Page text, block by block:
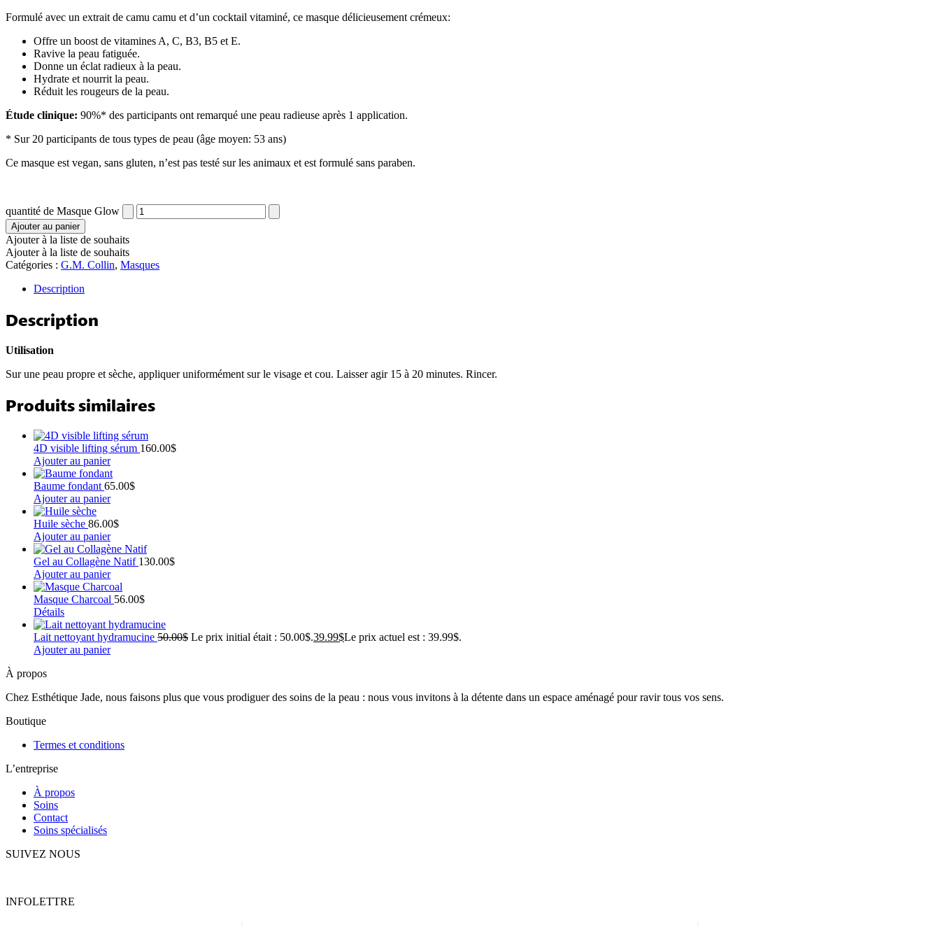
Formulé avec un extrait de camu camu et d’un cocktail vitaminé, ce masque délicieusement crémeux:
Offre un boost de vitamines A, C, B3, B5 et E.
Ravive la peau fatiguée.
Donne un éclat radieux à la peau.
Hydrate et nourrit la peau.
Réduit les rougeurs de la peau.
Étude clinique: 90%* des participants ont remarqué une peau radieuse après 1 application.
* Sur 20 participants de tous types de peau (âge moyen: 53 ans)
Ce masque est vegan, sans gluten, n’est pas testé sur les animaux et est formulé sans paraben.
quantité de Masque Glow
Ajouter au panier
Ajouter à la liste de souhaits
Ajouter à la liste de souhaits
Catégories : G.M. Collin, Masques
Description
Description
Utilisation
Sur une peau propre et sèche, appliquer uniformément sur le visage et cou. Laisser agir 15 à 20 minutes. Rincer.
Produits similaires
4D visible lifting sérum 160.00$
Ajouter au panier
Baume fondant 65.00$
Ajouter au panier
Huile sèche 86.00$
Ajouter au panier
Gel au Collagène Natif 130.00$
Ajouter au panier
Masque Charcoal 56.00$
Détails
Lait nettoyant hydramucine 50.00$ Le prix initial était : 50.00$.39.99$Le prix actuel est : 39.99$.
Ajouter au panier
À propos
Chez Esthétique Jade, nous faisons plus que vous prodiguer des soins de la peau : nous vous invitons à la détente dans un espace aménagé pour ravir tous vos sens.
Boutique
Termes et conditions
L’entreprise
À propos
Soins
Contact
Soins spécialisés
SUIVEZ NOUS
INFOLETTRE